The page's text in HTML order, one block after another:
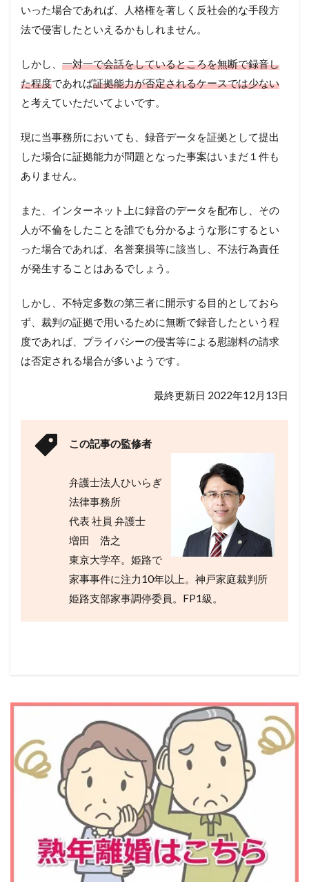
いった場合であれば、人格権を著しく反社会的な手段方
法で侵害したといえるかもしれません。
しかし、 一対一で会話をしているところを無断で録音し
た程度であれば証拠能力が否定されるケースでは少ない
と考えていただいてよいです。
現に当事務所においても、録音データを証拠として提出
した場合に証拠能力が問題となった事案はいまだ１件も
ありません。
また、インターネット上に録音のデータを配布し、その
人が不倫をしたことを誰でも分かるような形にするとい
った場合であれば、名誉棄損等に該当し、不法行為責任
が発生することはあるでしょう。
しかし、不特定多数の第三者に開示する目的としておら
ず、裁判の証拠で用いるために無断で録音したという程
度であれば、プライバシーの侵害等による慰謝料の請求
は否定される場合が多いようです。
最終更新日 2022年12月13日
この記事の監修者
弁護士法人ひいらぎ
法律事務所
代表 社員 弁護士
増田 浩之
東京大学卒。姫路で
家事事件に注力10年以上。神戸家庭裁判所
姫路支部家事調停委員。FP1級。